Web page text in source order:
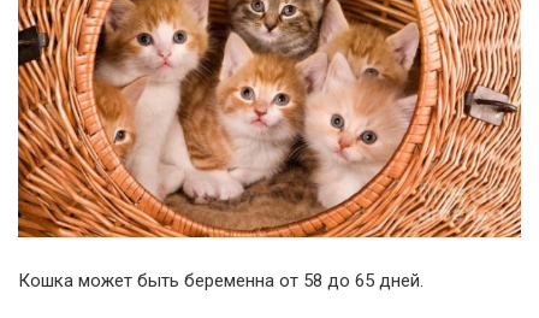
Кошка может быть беременна от 58 до 65 дней.